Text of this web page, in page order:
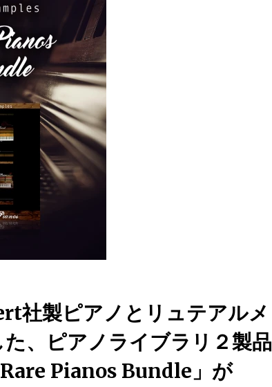
社製ピアノとリュテアルメ
、ピアノライブラリ２製品
Pianos Bundle」が